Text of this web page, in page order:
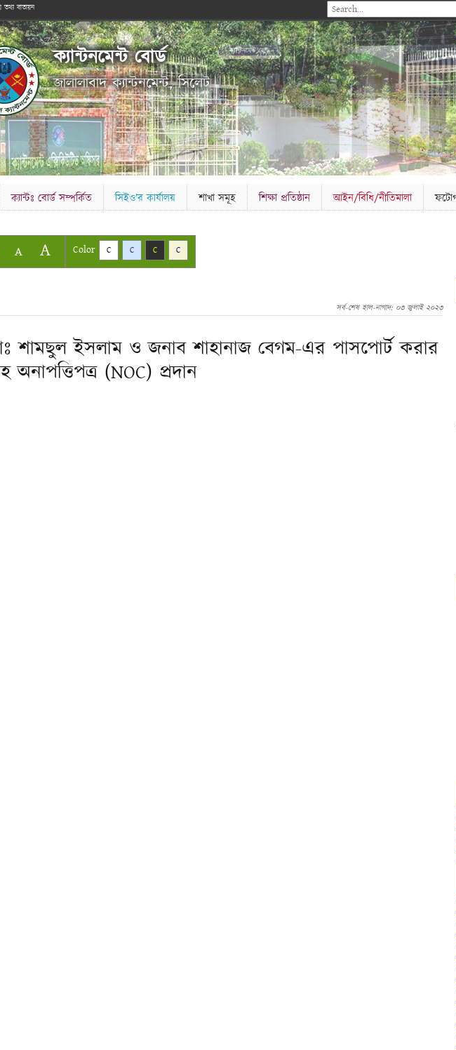
তথ্য বাতায়ন
ক্যান্টনমেন্ট বোর্ড
জালালাবাদ ক্যান্টনমেন্ট, সিলেট
ক্যান্টঃ বোর্ড সম্পর্কিত সিইও’র কার্যালয় শাখা সমূহ শিক্ষা প্রতিষ্ঠান আইন/বিধি/নীতিমালা
A A Color C C C C
সর্ব-শেষ হাল-নাগাদ: ০৩ জুলাই ২০২৩
শামছুল ইসলাম ও জনাব শাহানাজ বেগম-এর পাসপোর্ট করার
(NOC) প্রদান